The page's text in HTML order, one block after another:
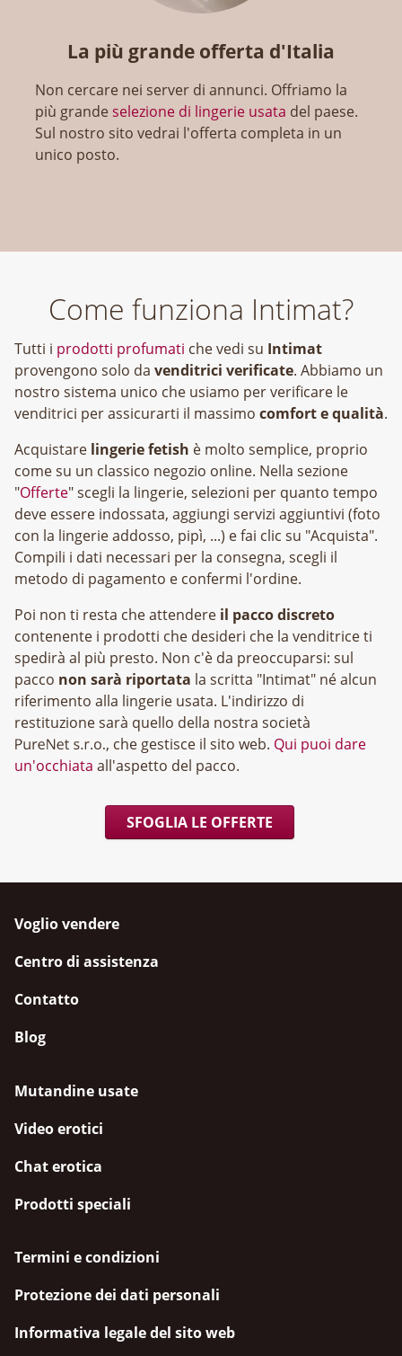
La più grande offerta d'Italia
Non cercare nei server di annunci. Offriamo la
più grandeselezione di lingerie usata del paese.
Sul nostro sito vedrai l'offerta completa in un
unico posto.
Come funziona Intimat?
Tutti i prodotti profumati che vedi su Intimat
provengono solo da venditrici verificate. Abbiamo un
nostro sistema unico che usiamo per verificare le
venditrici per assicurarti il massimo comfort e qualità.
Acquistare lingerie fetish è molto semplice, proprio
come su un classico negozio online. Nella sezione
"Offerte" scegli la lingerie, selezioni per quanto tempo
deve essere indossata, aggiungi servizi aggiuntivi (foto
con la lingerie addosso, pipì, ...) e fai clic su "Acquista".
Compili i dati necessari per la consegna, scegli il
metodo di pagamento e confermi l'ordine.
Poi non ti resta che attendere il pacco discreto
contenente i prodotti che desideri che la venditrice ti
spedirà al più presto. Non c'è da preoccuparsi: sul
pacco non sarà riportata la scritta "Intimat" né alcun
riferimento alla lingerie usata. L'indirizzo di
restituzione sarà quello della nostra società
, che gestisce il sito web. Qui puoi dare
un'occhiata all'aspetto del pacco.
SFOGLIA LE OFFERTE
Voglio vendere
Centro di assistenza
Contatto
Blog
Mutandine usate
Video erotici
Chat erotica
Prodotti speciali
Termini e condizioni
Protezione dei dati personali
Informativa legale del sito web